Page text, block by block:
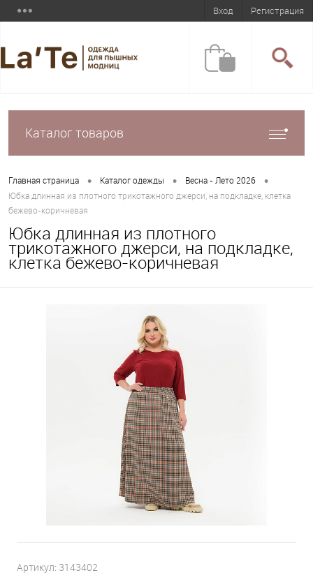
Вход Регистрация
Каталог товаров
Главная страница • Каталог одежды • Весна - Лето 2026 •
Юбка длинная из плотного трикотажного джерси, на подкладке, клетка
бежево-коричневая
Юбка длинная из плотного
трикотажного джерси, на подкладке,
клетка бежево-коричневая
Артикул: 3143402